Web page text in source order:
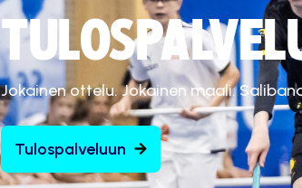
Jokainen ottelu. Jokainen maali.
Tulospalveluun